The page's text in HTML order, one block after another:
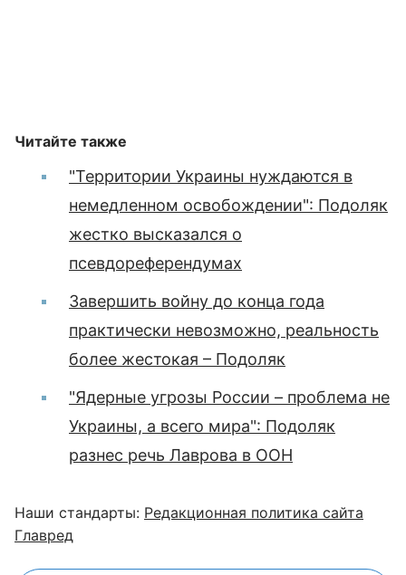
Читайте также
"Территории Украины нуждаются в
немедленном освобождении": Подоляк
жестко высказался о
псевдореферендумах
Завершить войну до конца года
практически невозможно, реальность
более жестокая – Подоляк
"Ядерные угрозы России – проблема не
Украины, а всего мира": Подоляк
разнес речь Лаврова в ООН
Наши стандарты: Редакционная политика сайта
Главред